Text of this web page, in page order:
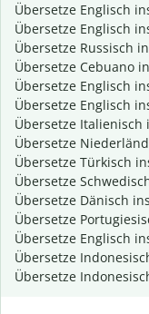
Übersetze Englisch
Übersetze Englisch
Übersetze Russisch
Übersetze Cebuano
Übersetze Englisch
Übersetze Englisch
Übersetze Italienisch
Übersetze
Übersetze Türkisch
Übersetze
Übersetze Dänisch
Übersetze
Übersetze Englisch
Übersetze
Übersetze